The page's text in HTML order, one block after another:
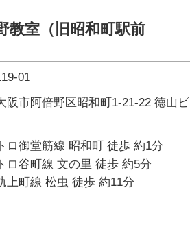
教室（旧昭和町駅前
01
阪市阿倍野区昭和町1-21-22 徳山ビ
ロ御堂筋線 昭和町 徒歩 約1分
ロ谷町線 文の里 徒歩 約5分
上町線 松虫 徒歩 約11分